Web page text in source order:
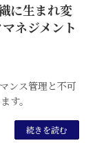
に生まれ変
ネジメント
ンス管理と不可
す。
続きを読む